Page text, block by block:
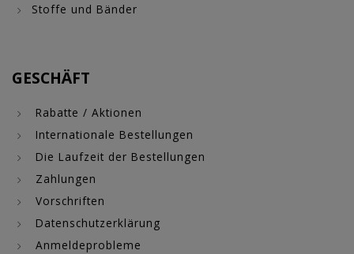
Stoffe und Bänder
GESCHÄFT
Rabatte / Aktionen
Internationale Bestellungen
Die Laufzeit der Bestellungen
Zahlungen
Vorschriften
Datenschutzerklärung
Anmeldeprobleme